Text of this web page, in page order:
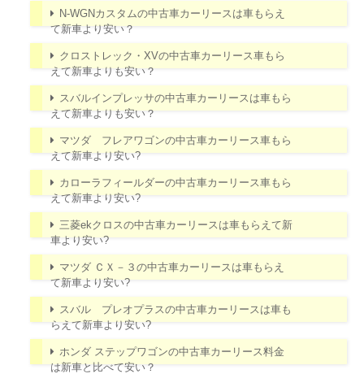
N-WGNカスタムの中古車カーリースは車もらえ
て新車より安い？
クロストレック・XVの中古車カーリース車もら
えて新車よりも安い？
スバルインプレッサの中古車カーリースは車もら
えて新車よりも安い？
マツダ フレアワゴンの中古車カーリース車もら
えて新車より安い?
カローラフィールダーの中古車カーリース車もら
えて新車より安い?
三菱ekクロスの中古車カーリースは車もらえて新
車より安い?
マツダ ＣＸ－３の中古車カーリースは車もらえ
て新車より安い?
スバル プレオプラスの中古車カーリースは車も
らえて新車より安い?
ホンダ ステップワゴンの中古車カーリース料金
は新車と比べて安い？